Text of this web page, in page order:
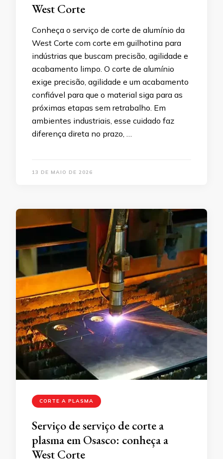
West Corte
Conheça o serviço de corte de alumínio da
West Corte com corte em guilhotina para
indústrias que buscam precisão, agilidade e
acabamento limpo. O corte de alumínio
exige precisão, agilidade e um acabamento
confiável para que o material siga para as
próximas etapas sem retrabalho. Em
ambientes industriais, esse cuidado faz
diferença direta no prazo, …
13 DE MAIO DE 2026
CORTE A PLASMA
Serviço de serviço de corte a
plasma em Osasco: conheça a
West Corte